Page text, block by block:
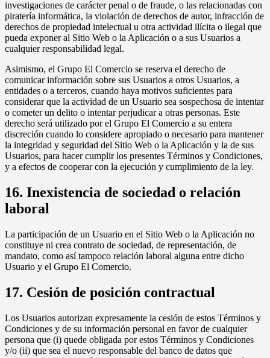
investigaciones de carácter penal o de fraude, o las relacionadas con
piratería informática, la violación de derechos de autor, infracción de
derechos de propiedad intelectual u otra actividad ilícita o ilegal que
pueda exponer al Sitio Web o la Aplicación o a sus Usuarios a
cualquier responsabilidad legal.
Asimismo, el Grupo El Comercio se reserva el derecho de
comunicar información sobre sus Usuarios a otros Usuarios, a
entidades o a terceros, cuando haya motivos suficientes para
considerar que la actividad de un Usuario sea sospechosa de intentar
o cometer un delito o intentar perjudicar a otras personas. Este
derecho será utilizado por el Grupo El Comercio a su entera
discreción cuando lo considere apropiado o necesario para mantener
la integridad y seguridad del Sitio Web o la Aplicación y la de sus
Usuarios, para hacer cumplir los presentes Términos y Condiciones,
y a efectos de cooperar con la ejecución y cumplimiento de la ley.
16. Inexistencia de sociedad o relación
laboral
La participación de un Usuario en el Sitio Web o la Aplicación no
constituye ni crea contrato de sociedad, de representación, de
mandato, como así tampoco relación laboral alguna entre dicho
Usuario y el Grupo El Comercio.
17. Cesión de posición contractual
Los Usuarios autorizan expresamente la cesión de estos Términos y
Condiciones y de su información personal en favor de cualquier
persona que (i) quede obligada por estos Términos y Condiciones
y/o (ii) que sea el nuevo responsable del banco de datos que